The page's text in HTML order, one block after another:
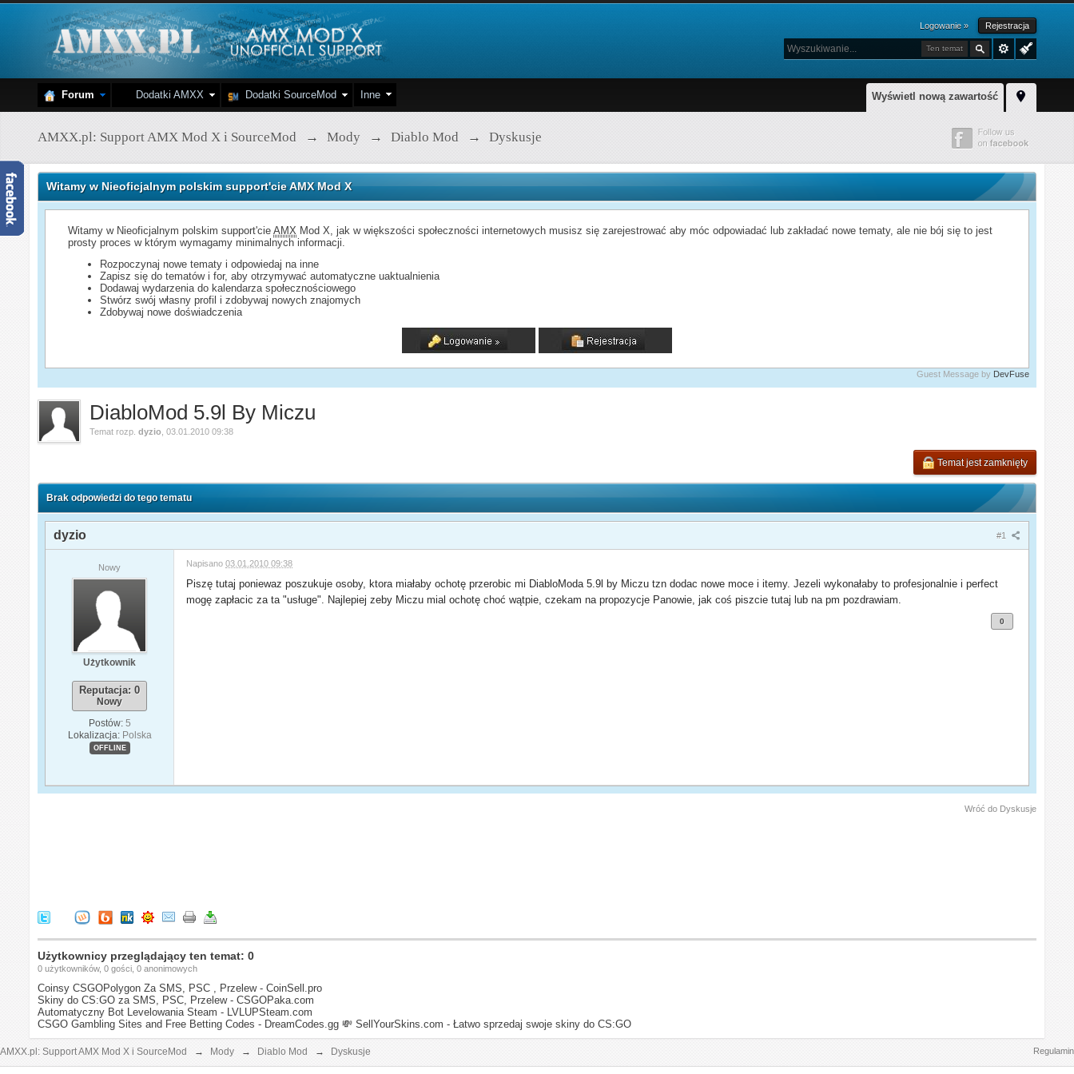
Logowanie » Rejestracja
Ten temat
Wyświetl nową zawartość
Forum Dodatki AMXX Dodatki SourceMod Inne
AMXX.pl: Support AMX Mod X i SourceMod → Mody → Diablo Mod → Dyskusje
Witamy w Nieoficjalnym polskim support'cie AMX Mod X
Witamy w Nieoficjalnym polskim support'cieAMX Mod X, jak w większości społeczności internetowych musisz się zarejestrować aby móc odpowiadać lub zakładać nowe tematy, ale nie bój się to jest
prosty proces w którym wymagamy minimalnych informacji.
Rozpoczynaj nowe tematy i odpowiedaj na inne
Zapisz się do tematów i for, aby otrzymywać automatyczne uaktualnienia
Dodawaj wydarzenia do kalendarza społecznościowego
Stwórz swój własny profil i zdobywaj nowych znajomych
Zdobywaj nowe doświadczenia
Guest Message by DevFuse
DiabloMod 5.9l By Miczu
Temat rozp.dyzio ,03.01.2010 09:38
Temat jest zamknięty
Brak odpowiedzi do tego tematu
#1
dyzio
Nowy
Użytkownik
Reputacja: 0
Nowy
Postów: 5
Lokalizacja: Polska
OFFLINE
Napisano03.01.2010 09:38
Piszę tutaj poniewaz poszukuje osoby, ktora miałaby ochotę przerobic mi DiabloModa 5.9l by Miczu tzn dodac nowe moce i itemy. Jezeli wykonałaby to profesjonalnie i perfect
mogę zapłacic za ta "usługe". Najlepiej zeby Miczu mial ochotę choć wątpie, czekam na propozycje Panowie, jak coś piszcie tutaj lub na pm pozdrawiam.
0
Wróć do Dyskusje
Użytkownicy przeglądający ten temat: 0
0 użytkowników, 0 gości, 0 anonimowych
Coinsy CSGOPolygon Za SMS, PSC , Przelew - CoinSell.pro
Skiny do CS:GO za SMS, PSC, Przelew - CSGOPaka.com
Automatyczny Bot Levelowania Steam - LVLUPSteam.com
CSGO Gambling Sites and Free Betting Codes - DreamCodes.gg 💸 SellYourSkins.com - Łatwo sprzedaj swoje skiny do CS:GO
AMXX.pl: Support AMX Mod X i SourceMod → Mody → Diablo Mod → Dyskusje Regulamin